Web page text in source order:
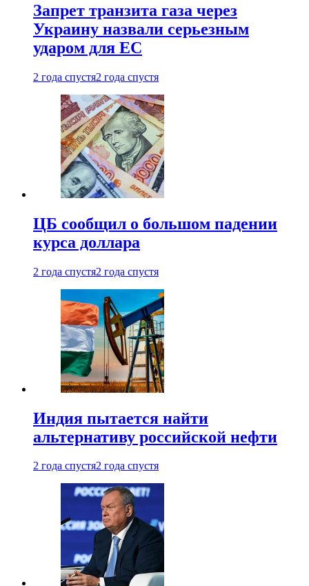
Запрет транзита газа через
Украину назвали серьезным
ударом для ЕС
2 года спустя2 года спустя
ЦБ сообщил о большом падении
курса доллара
2 года спустя2 года спустя
Индия пытается найти
альтернативу российской нефти
2 года спустя2 года спустя